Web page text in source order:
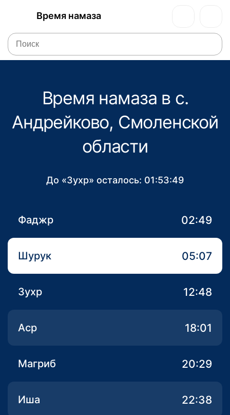
Время намаза
Время намаза в с.
Андрейково, Смоленской
области
До «Зухр» осталось: 01:53:49
Фаджр 02:49
Шурук 05:07
Зухр 12:48
Аср 18:01
Магриб 20:29
Иша 22:38